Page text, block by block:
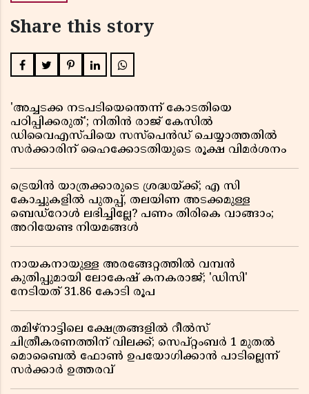
Share this story
'അച്ചടക്ക നടപടിയെന്തെന്ന് കോടതിയെ
പഠിപ്പിക്കരുത്'; നിതിൻ രാജ് കേസിൽ
ഡിവൈഎസ്പിയെ സസ്പെൻഡ് ചെയ്യാത്തതിൽ
സർക്കാരിന് ഹൈക്കോടതിയുടെ രൂക്ഷ വിമർശനം
ട്രെയിൻ യാത്രക്കാരുടെ ശ്രദ്ധയ്ക്ക്; എ സി
കോച്ചുകളിൽ പുതപ്പ്, തലയിണ അടക്കമുള്ള
ബെഡ്റോൾ ലഭിച്ചില്ലേ? പണം തിരികെ വാങ്ങാം;
അറിയേണ്ട നിയമങ്ങൾ
നായകനായുള്ള അരങ്ങേറ്റത്തിൽ വമ്പൻ
കുതിപ്പുമായി ലോകേഷ് കനകരാജ്; 'ഡിസി'
നേടിയത് 31.86 കോടി രൂപ
തമിഴ്‌നാട്ടിലെ ക്ഷേത്രങ്ങളിൽ റീൽസ്
ചിത്രീകരണത്തിന് വിലക്ക്; സെപ്റ്റംബർ 1 മുതൽ
മൊബൈൽ ഫോൺ ഉപയോഗിക്കാൻ പാടില്ലെന്ന്
സർക്കാർ ഉത്തരവ്